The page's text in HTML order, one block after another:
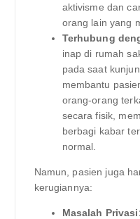
aktivisme dan
orang lain yang
Terhubung
inap di rumah
pada saat
membantu
orang-orang
secara fisik,
berbagi kabar
normal.
Namun, pasien juga
kerugiannya:
Masalah